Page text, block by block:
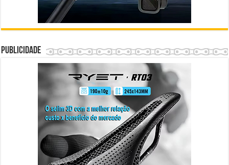
Publicidade